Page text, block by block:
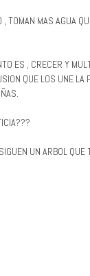
, TOMAN MAS AGUA
ES , CRECER Y
QUE LOS UNE LA
UN ARBOL QUE